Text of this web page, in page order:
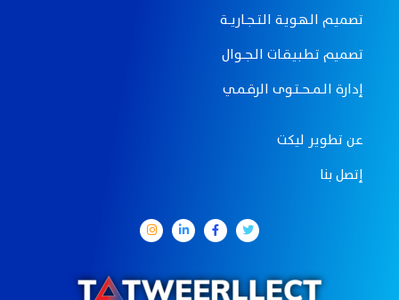
تصميـم الـهـويـة الـتـــجــاريـــة
تصميم تـطـبـيـقــات الــجـــوال
إدارة الــمـــحـــتــوى الرقــمــي
عن تطوير ليكت
إتصل بنا